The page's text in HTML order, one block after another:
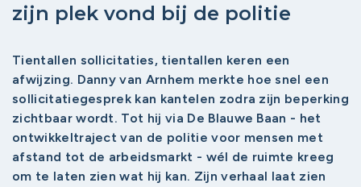
zijn plek vond bij de politie
Tientallen sollicitaties, tientallen keren een
afwijzing. Danny van Arnhem merkte hoe snel een
sollicitatiegesprek kan kantelen zodra zijn beperking
zichtbaar wordt. Tot hij via De Blauwe Baan - het
ontwikkeltraject van de politie voor mensen met
afstand tot de arbeidsmarkt - wél de ruimte kreeg
om te laten zien wat hij kan. Zijn verhaal laat zien